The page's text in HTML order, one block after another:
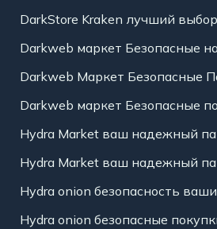
DarkStore Kraken лучший
Darkweb маркет Безопасные
Darkweb Маркет Безопасные
Darkweb маркет Безопасные
Hydra Market ваш надежный
Hydra Market ваш надежный
Hydra onion безопасность
Hydra onion безопасные